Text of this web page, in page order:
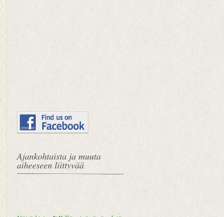
Ajankohtaista ja muuta
aiheeseen liittyvää